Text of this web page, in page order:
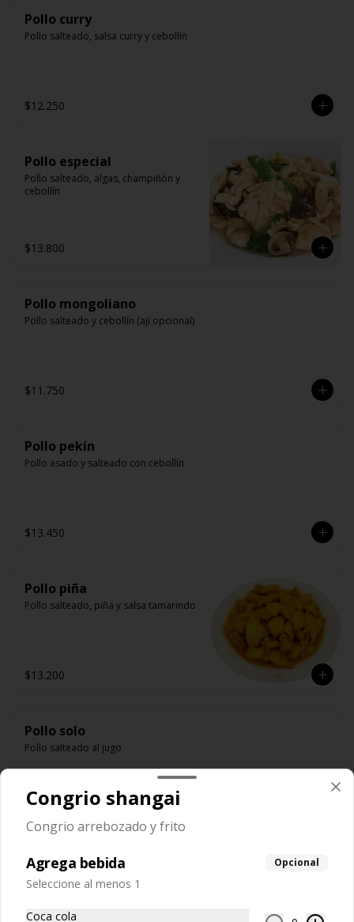
Pollo curry
Pollo salteado, salsa curry y cebollín
$12.250
Pollo especial
Pollo salteado, algas, champiñón y
cebollín
$13.800
Pollo mongoliano
Pollo salteado y cebollín (ají opcional)
$11.750
Pollo pekín
Pollo asado y salteado con cebollín
$13.450
Pollo piña
Pollo salteado, piña y salsa tamarindo
$13.200
Pollo solo
Pollo salteado al jugo
Pollo solo y algas
Pollo salteado con algas
Congrio shangai
Congrio arrebozado y frito
Agrega bebida Opcional
Seleccione al menos 1
Coca cola